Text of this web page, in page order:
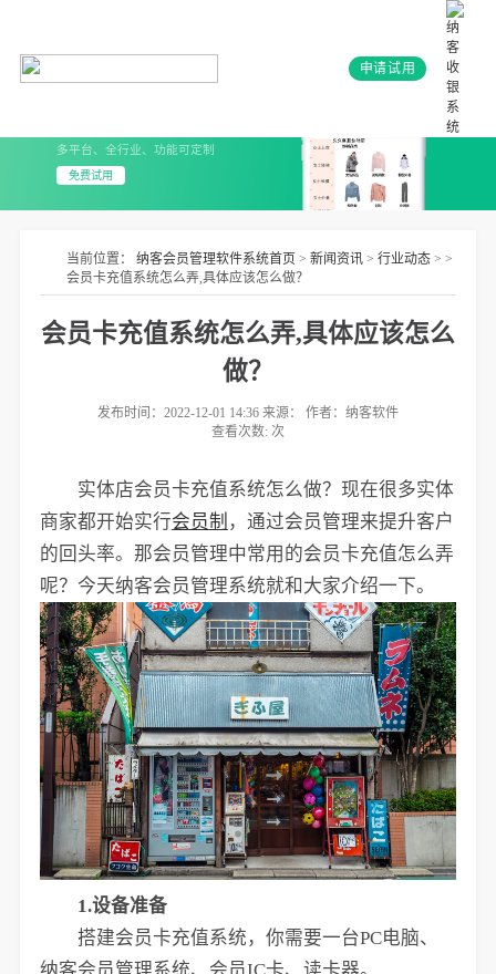
申请试用
多平台、全行业、功能可定制
免费试用
当前位置： 纳客会员管理软件系统首页> 新闻资讯> 行业动态> >
会员卡充值系统怎么弄,具体应该怎么做？
会员卡充值系统怎么弄,具体应该怎么
做？
发布时间：2022-12-01 14:36 来源： 作者：纳客软件
查看次数: 次
实体店会员卡充值系统怎么做？现在很多实体
商家都开始实行会员制 ，通过会员管理来提升客户
的回头率。那会员管理中常用的会员卡充值怎么弄
呢？今天纳客会员管理系统就和大家介绍一下。
1.设备准备
搭建会员卡充值系统，你需要一台PC电脑、